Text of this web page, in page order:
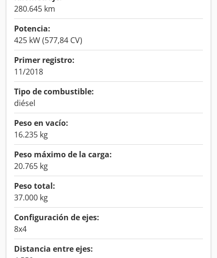
280.645 km
Potencia:
425 kW (577,84 CV)
Primer registro:
11/2018
Tipo de combustible:
diésel
Peso en vacío:
16.235 kg
Peso máximo de la carga:
20.765 kg
Peso total:
37.000 kg
Configuración de ejes:
8x4
Distancia entre ejes: